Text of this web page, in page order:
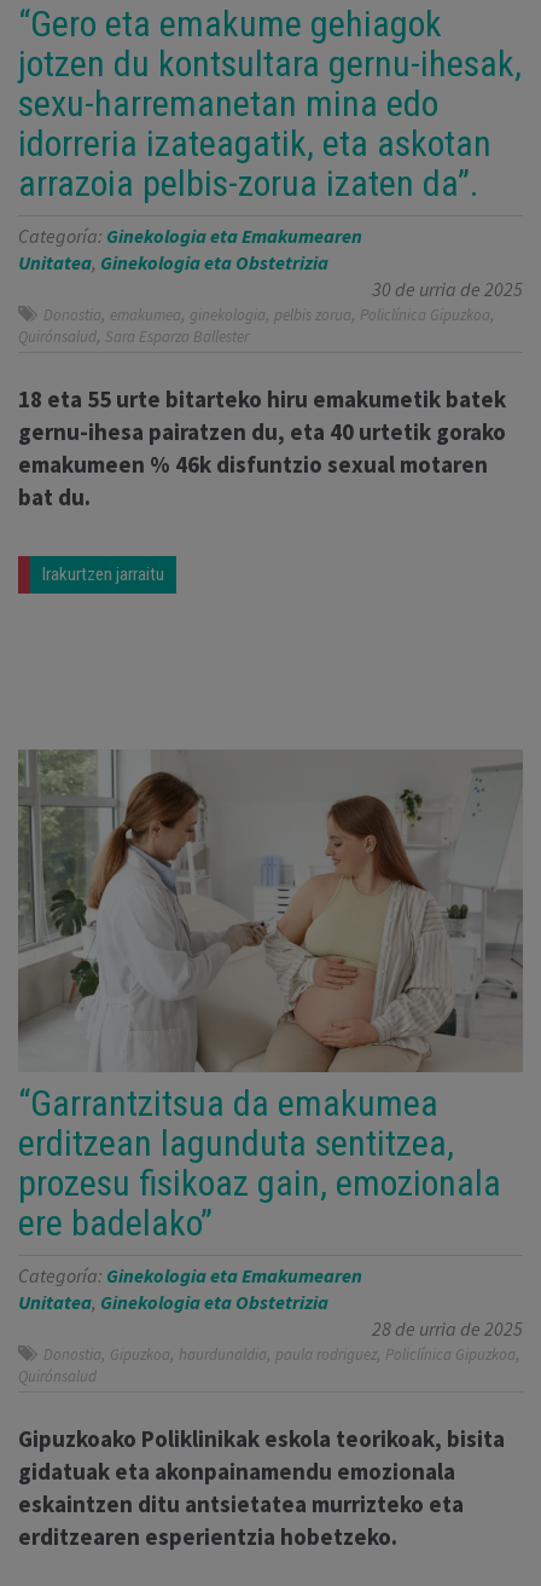
“Gero eta emakume gehiagok
jotzen du kontsultara gernu-ihesak,
sexu-harremanetan mina edo
idorreria izateagatik, eta askotan
arrazoia pelbis-zorua izaten da”.
Categoría: Ginekologia eta Emakumearen
Unitatea, Ginekologia eta Obstetrizia
30 de urria de 2025
Donostia, emakumea, ginekologia, pelbis zorua, Policlínica Gipuzkoa,
Quirónsalud, Sara Esparza Ballester
18 eta 55 urte bitarteko hiru emakumetik batek
gernu-ihesa pairatzen du, eta 40 urtetik gorako
emakumeen % 46k disfuntzio sexual motaren
bat du.
Irakurtzen jarraitu
“Garrantzitsua da emakumea
erditzean lagunduta sentitzea,
prozesu fisikoaz gain, emozionala
ere badelako”
Categoría: Ginekologia eta Emakumearen
Unitatea, Ginekologia eta Obstetrizia
28 de urria de 2025
Donostia, Gipuzkoa, haurdunaldia, paula rodriguez, Policlínica Gipuzkoa,
Quirónsalud
Gipuzkoako Poliklinikak eskola teorikoak, bisita
gidatuak eta akonpainamendu emozionala
eskaintzen ditu antsietatea murrizteko eta
erditzearen esperientzia hobetzeko.